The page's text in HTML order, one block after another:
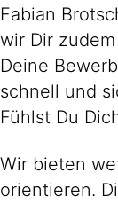
Fabian
wir Dir
Deine
schnell und
Fühlst Du
Wir bieten
orientieren.